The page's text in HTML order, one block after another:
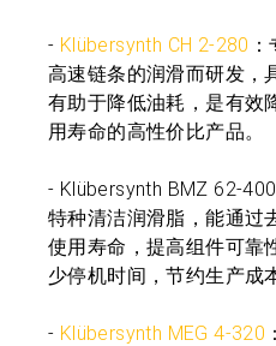
- Klübersynth CH 2-280
高速链条的润滑而研发，
有助于降低油耗，是有效
用寿命的高性价比产品。
- Klübersynth BMZ 62-
特种清洁润滑脂，能通过
使用寿命，提高组件可靠
少停机时间，节约生产成
- Klübersynth MEG 4-320